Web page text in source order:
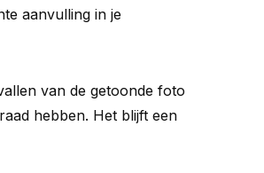
aanvulling in je
van de getoonde foto
hebben. Het blijft een